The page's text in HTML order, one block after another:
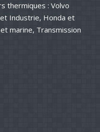
thermiques : Volvo
Industrie, Honda et
marine, Transmission